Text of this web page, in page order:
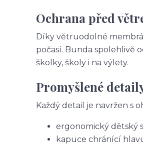
Ochrana před
Díky větruodolné
počasí. Bunda spolehlivě
školky, školy i na výlety.
Promyšlené
Každý detail je navržen s
ergonomický dětský
kapuce chránící